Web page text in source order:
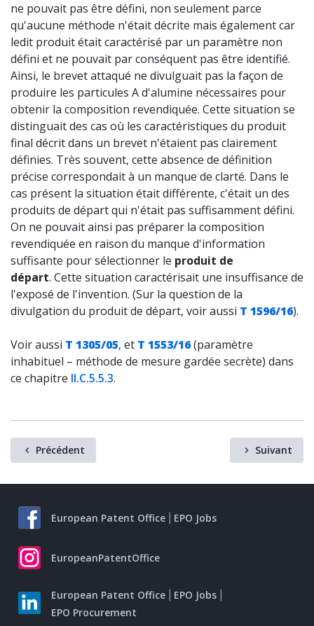
ne pouvait pas être défini, non seulement parce
qu'aucune méthode n'était décrite mais également car
ledit produit était caractérisé par un paramètre non
défini et ne pouvait par conséquent pas être identifié.
Ainsi, le brevet attaqué ne divulguait pas la façon de
produire les particules A d'alumine nécessaires pour
obtenir la composition revendiquée. Cette situation se
distinguait des cas où les caractéristiques du produit
final décrit dans un brevet n'étaient pas clairement
définies. Très souvent, cette absence de définition
précise correspondait à un manque de clarté. Dans le
cas présent la situation était différente, c'était un des
produits de départ qui n'était pas suffisamment défini.
On ne pouvait ainsi pas préparer la composition
revendiquée en raison du manque d'information
suffisante pour sélectionner le produit de
départ. Cette situation caractérisait une insuffisance de
l'exposé de l'invention. (Sur la question de la
divulgation du produit de départ, voir aussi T 1596/16).
Voir aussi T 1305/05, et T 1553/16(paramètre
inhabituel – méthode de mesure gardée secrète) dans
ce chapitre II.C.5.5.3.
Précédent Suivant
European Patent Office EPO Jobs
EuropeanPatentOffice
European Patent Office
EPO Jobs
EPO Procurement